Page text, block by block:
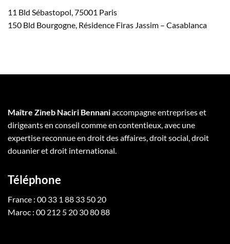
11 Bld Sébastopol, 75001 Paris
150 Bld Bourgogne, Résidence Firas Jassim – Casablanca
Maître Zineb Naciri Bennaniaccompagne entreprises et
dirigeants en conseil comme en contentieux, avec une
expertise reconnue en droit des affaires, droit social, droit
douanier et droit international.
Téléphone
France : 00 33 1 88 33 50 20
Maroc : 00 212 5 20 30 80 88